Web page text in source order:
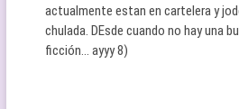
actualmente estan en cartelera y
chulada. DEsde cuando no hay una
ficción… ayyy 8)